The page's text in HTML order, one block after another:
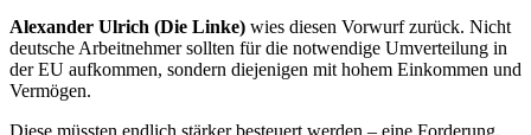
Alexander Ulrich (Die Linke) wies diesen Vorwurf zurück. Nicht
deutsche Arbeitnehmer sollten für die notwendige Umverteilung in
der EU aufkommen, sondern diejenigen mit hohem Einkommen und
Vermögen.
Diese müssten endlich stärker besteuert werden – eine Forderung,